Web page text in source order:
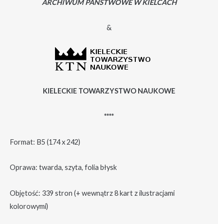
ARCHIWUM PAŃSTWOWE W KIELCACH
&
KIELECKIE TOWARZYSTWO NAUKOWE
****
Format: B5 (174 x 242)
Oprawa: twarda, szyta, folia błysk
Objętość: 339 stron (+ wewnątrz 8 kart z ilustracjami
kolorowymi)